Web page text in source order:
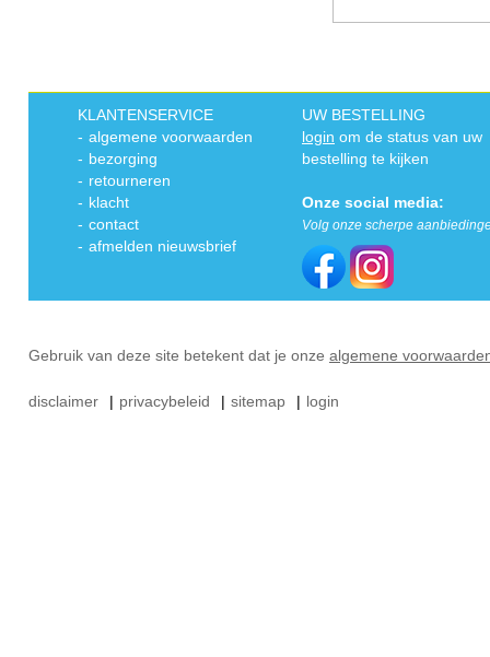
KLANTENSERVICE
- algemene voorwaarden
- bezorging
- retourneren
- klacht
- contact
- afmelden nieuwsbrief
UW BESTELLING
login om de status van uw
bestelling te kijken
Onze social media:
Volg onze scherpe
Gebruik van deze site betekent dat je onze algemene
disclaimer | privacybeleid | sitemap | login